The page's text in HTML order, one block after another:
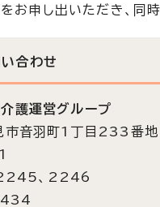
お申し出いただき、同
合わせ
護運営グループ
音羽町1丁目233番地
、2246